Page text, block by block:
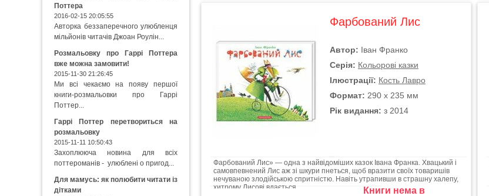
Фарбований Лис
Автор: Іван Франко
Серія: Кольорові казки
Ілюстрації: Кость Лавро
Формат: 290 х 235 мм
Рік видання: з 2014
Фарбований Лис» — одна з найвідоміших казок Івана Франка. Хвацький і
самовпевнений Лис аж зі шкури пнеться, щоб вразити своїх товаришів
нечуваною злодійською спритністю. Навіть утрапивши в страшну халепу,
хитрому Лисові вдається...
Книги нема в
Поттера
2016-02-15 20:05:55
Авторка беззаперечного улюбленця
мільйонів читачів Джоан Роулін...
Розмальовку про Гаррі Поттера
вже можна замовити!
2015-11-30 21:26:45
Ми всі чекаємо на появу першої
книги-розмальовки про Гаррі
Поттер...
Гаррі Поттер перетвориться на
розмальовку
2015-11-11 10:50:43
Захоплююча новина для всіх
поттероманів - улюблені о пригод...
Для мамусь: як полюбити читати із
дітками